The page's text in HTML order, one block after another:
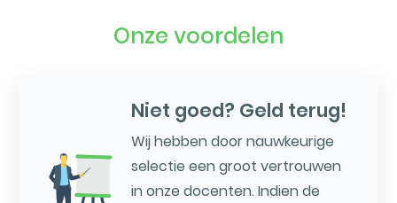
Onze voordelen
Niet goed? Geld terug!
Wij hebben door nauwkeurige
selectie een groot vertrouwen
in onze docenten. Indien de